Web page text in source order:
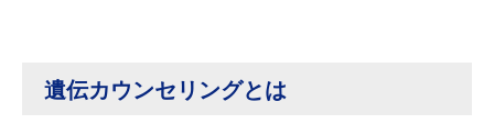
遺伝カウンセリングとは